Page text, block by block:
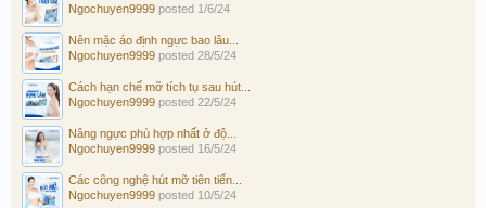
Ngochuyen9999 posted 1/6/24
Nên mặc áo định ngực bao lâu...
Ngochuyen9999 posted 28/5/24
Cách hạn chế mỡ tích tụ sau hút...
Ngochuyen9999 posted 22/5/24
Nâng ngực phù hợp nhất ở độ...
Ngochuyen9999 posted 16/5/24
Các công nghệ hút mỡ tiên tiến...
Ngochuyen9999 posted 10/5/24